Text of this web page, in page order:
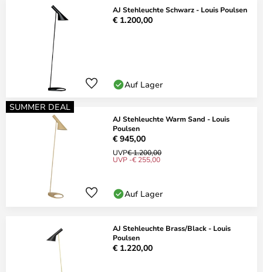
AJ Stehleuchte Schwarz - Louis Poulsen
€ 1.200,00
Auf Lager
SUMMER DEAL
AJ Stehleuchte Warm Sand - Louis
Poulsen
€ 945,00
UVP€ 1.200,00
UVP -€ 255,00
Auf Lager
AJ Stehleuchte Brass/Black - Louis
Poulsen
€ 1.220,00